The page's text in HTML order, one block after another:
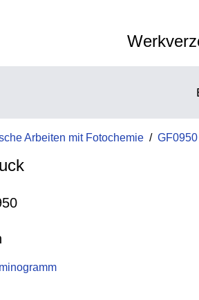
Arbeiten mit Fotochemie / GF0950